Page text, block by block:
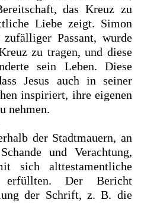
das Kreuz zu
Liebe zeigt. Simon
Passant, wurde
zu tragen, und diese
sein Leben. Diese
Jesus auch in seiner
inspiriert, ihre eigenen
nehmen.
der Stadtmauern, an
und Verachtung,
sich alttestamentliche
erfüllten. Der Bericht
der Schrift, z. B. die